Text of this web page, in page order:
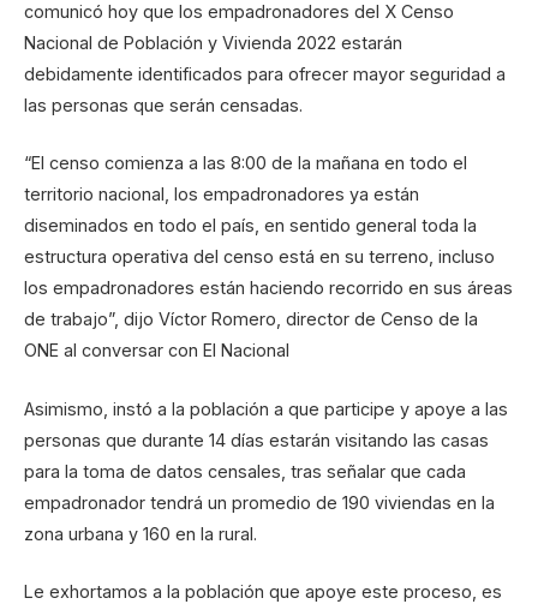
comunicó hoy que los empadronadores del X Censo
Nacional de Población y Vivienda 2022 estarán
debidamente identificados para ofrecer mayor seguridad a
las personas que serán censadas.
“El censo comienza a las 8:00 de la mañana en todo el
territorio nacional, los empadronadores ya están
diseminados en todo el país, en sentido general toda la
estructura operativa del censo está en su terreno, incluso
los empadronadores están haciendo recorrido en sus áreas
de trabajo”, dijo Víctor Romero, director de Censo de la
ONE al conversar con El Nacional
Asimismo, instó a la población a que participe y apoye a las
personas que durante 14 días estarán visitando las casas
para la toma de datos censales, tras señalar que cada
empadronador tendrá un promedio de 190 viviendas en la
zona urbana y 160 en la rural.
Le exhortamos a la población que apoye este proceso, es